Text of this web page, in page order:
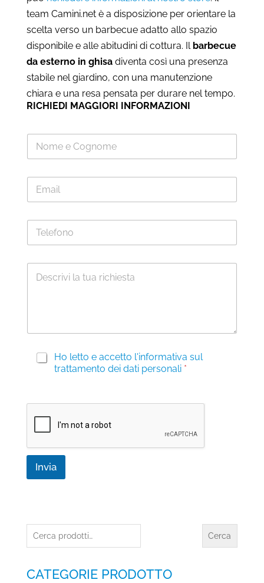
team Camini.net è a disposizione per orientare la
scelta verso un barbecue adatto allo spazio
disponibile e alle abitudini di cottura. Il barbecue
da esterno in ghisadiventa così una presenza
stabile nel giardino, con una manutenzione
chiara e una resa pensata per durare nel tempo.
RICHIEDI MAGGIORI INFORMAZIONI
N
m
E
a
T
l
M
g
a
Ho letto e accetto l'informativa sul
trattamento dei dati personali *
Invia
Cerca: Cerca
CATEGORIE PRODOTTO